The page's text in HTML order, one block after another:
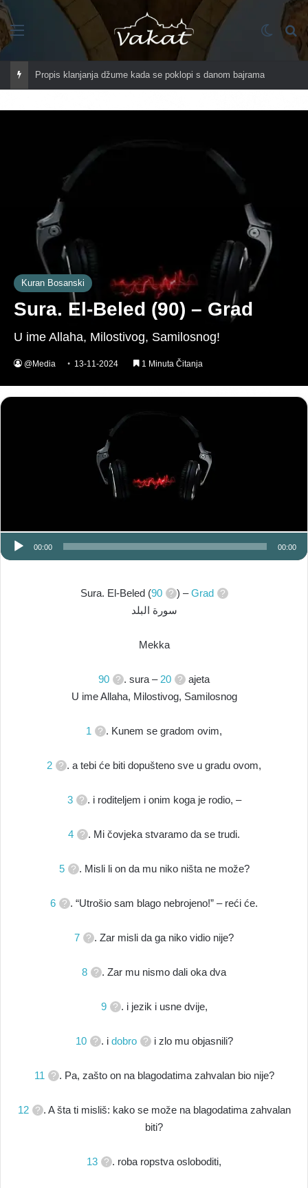
Propis klanjanja džume kada se poklopi s danom bajrama
Kuran Bosanski
Sura. El-Beled (90) – Grad
U ime Allaha, Milostivog, Samilosnog!
@Media 13-11-2024 1 Minuta Čitanja
00:00 00:00
Sura. El-Beled (90 ) –Grad
سورة البلد
Mekka
90 . sura – 20
ajeta
U ime Allaha, Milostivog, Samilosnog
1 . Kunem se gradom ovim,
2 . a tebi će biti dopušteno sve u gradu ovom,
3 . i roditeljem i onim koga je rodio, –
4 . Mi čovjeka stvaramo da se trudi.
5 . Misli li on da mu niko ništa ne može?
6 . “Utrošio sam blago nebrojeno!” – reći će.
7 . Zar misli da ga niko vidio nije?
8 . Zar mu nismo dali oka dva
9 . i jezik i usne dvije,
10 . i dobro i zlo mu objasnili?
11 . Pa, zašto on na blagodatima zahvalan bio nije?
12
. A šta ti misliš: kako se može na blagodatima zahvalan
biti?
13 . roba ropstva osloboditi,